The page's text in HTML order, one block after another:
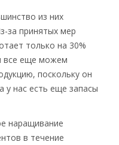
из них
за принятых мер
только на 30%
все еще можем
поскольку он
у нас есть еще запасы
наращивание
в течение